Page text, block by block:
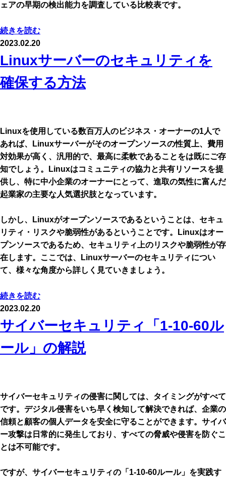
ェアの早期の検出能力を調査している比較表です。
続きを読む
2023.02.20
Linuxサーバーのセキュリティを
確保する方法
Linuxを使用している数百万人のビジネス・オーナーの1人で
あれば、Linuxサーバーがそのオープンソースの性質上、費用
対効果が高く、汎用的で、最高に柔軟であることをは既にご存
知でしょう。Linuxはコミュニティの協力と共有リソースを提
供し、特に中小企業のオーナーにとって、進取の気性に富んだ
起業家の主要な人気選択肢となっています。
しかし、Linuxがオープンソースであるということは、セキュ
リティ・リスクや脆弱性があるということです。Linuxはオー
プンソースであるため、セキュリティ上のリスクや脆弱性が存
在します。ここでは、Linuxサーバーのセキュリティについ
て、様々な角度から詳しく見ていきましょう。
続きを読む
2023.02.20
サイバーセキュリティ「1-10-60ル
ール」の解説
サイバーセキュリティの侵害に関しては、タイミングがすべて
です。デジタル侵害をいち早く検知して解決できれば、企業の
信頼と顧客の個人データを安全に守ることができます。サイバ
ー攻撃は日常的に発生しており、すべての脅威や侵害を防ぐこ
とは不可能です。
ですが、サイバーセキュリティの「1-10-60ルール」を実践す